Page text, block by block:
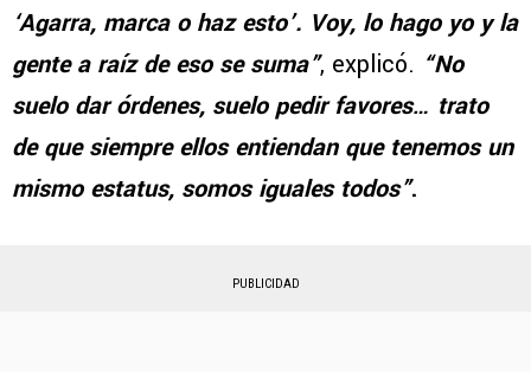
‘Agarra, marca o haz esto’. Voy, lo hago yo y la
gente a raíz de eso se suma”, explicó. “No
suelo dar órdenes, suelo pedir favores… trato
de que siempre ellos entiendan que tenemos un
mismo estatus, somos iguales todos”.
PUBLICIDAD